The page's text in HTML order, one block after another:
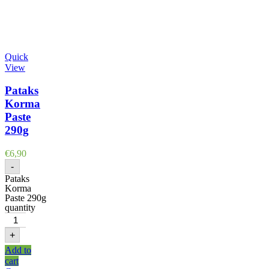
Quick
View
Pataks
Korma
Paste
290g
€6,90
-
Pataks
Korma
Paste 290g
quantity
+
Add to
cart